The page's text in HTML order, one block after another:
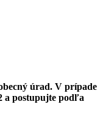
úrad. V prípade
a postupujte podľa